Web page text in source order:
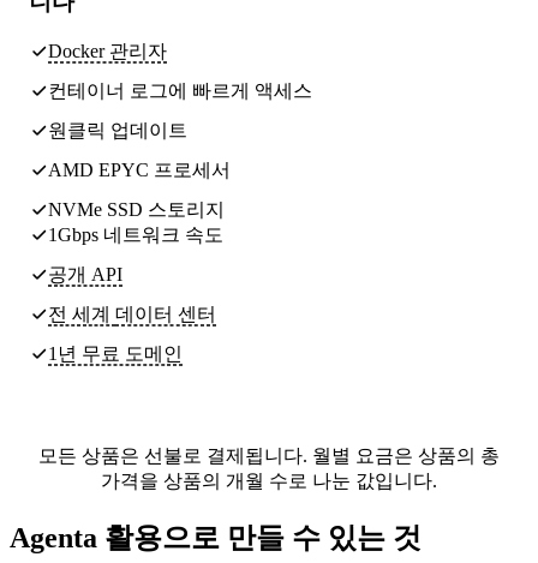
Docker 관리자
컨테이너 로그에 빠르게 액세스
원클릭 업데이트
AMD EPYC 프로세서
NVMe SSD 스토리지
1Gbps 네트워크 속도
공개 API
전 세계 데이터 센터
1년 무료 도메인
모든 상품은 선불로 결제됩니다. 월별 요금은 상품의 총
가격을 상품의 개월 수로 나눈 값입니다.
Agenta 활용으로 만들 수 있는 것